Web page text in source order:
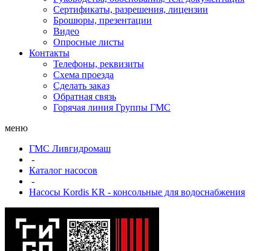
Сертификаты, разрешения, лицензии
Брошюры, презентации
Видео
Опросные листы
Контакты
Телефоны, реквизиты
Схема проезда
Сделать заказ
Обратная связь
Горячая линия Группы ГМС
меню
ГМС Ливгидромаш
-
Каталог насосов
-
Насосы Kordis KR - консольные для водоснабжения